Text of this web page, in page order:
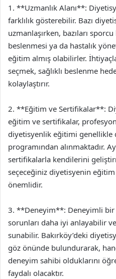
1. **Uzmanlık Alanı**:
farklılık gösterebilir. Bazı
uzmanlaşırken, bazıları
beslenmesi ya da hastalık
eğitim almış olabilirler.
seçmek, sağlıklı beslenme
kolaylaştırır.
2. **Eğitim ve Sertifikalar**:
eğitim ve sertifikalar,
diyetisyenlik eğitimi genellikle
programından alınmaktadır.
sertifikalarla kendilerini
seçeceğiniz diyetisyenin
önemlidir.
3. **Deneyim**: Deneyimli bir
sorunları daha iyi anlayabilir
sunabilir. Bakırköy’deki
göz önünde bulundurarak,
deneyim sahibi olduklarını
faydalı olacaktır.